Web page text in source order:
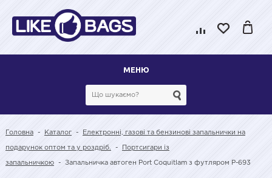
МЕНЮ
Головна - Каталог - Електронні, газові та бензинові запальнички на
подарунок оптом та у роздріб. - Портсигари із
запальничкою - Запальничка автоген Port Coquitlam з футляром P-693